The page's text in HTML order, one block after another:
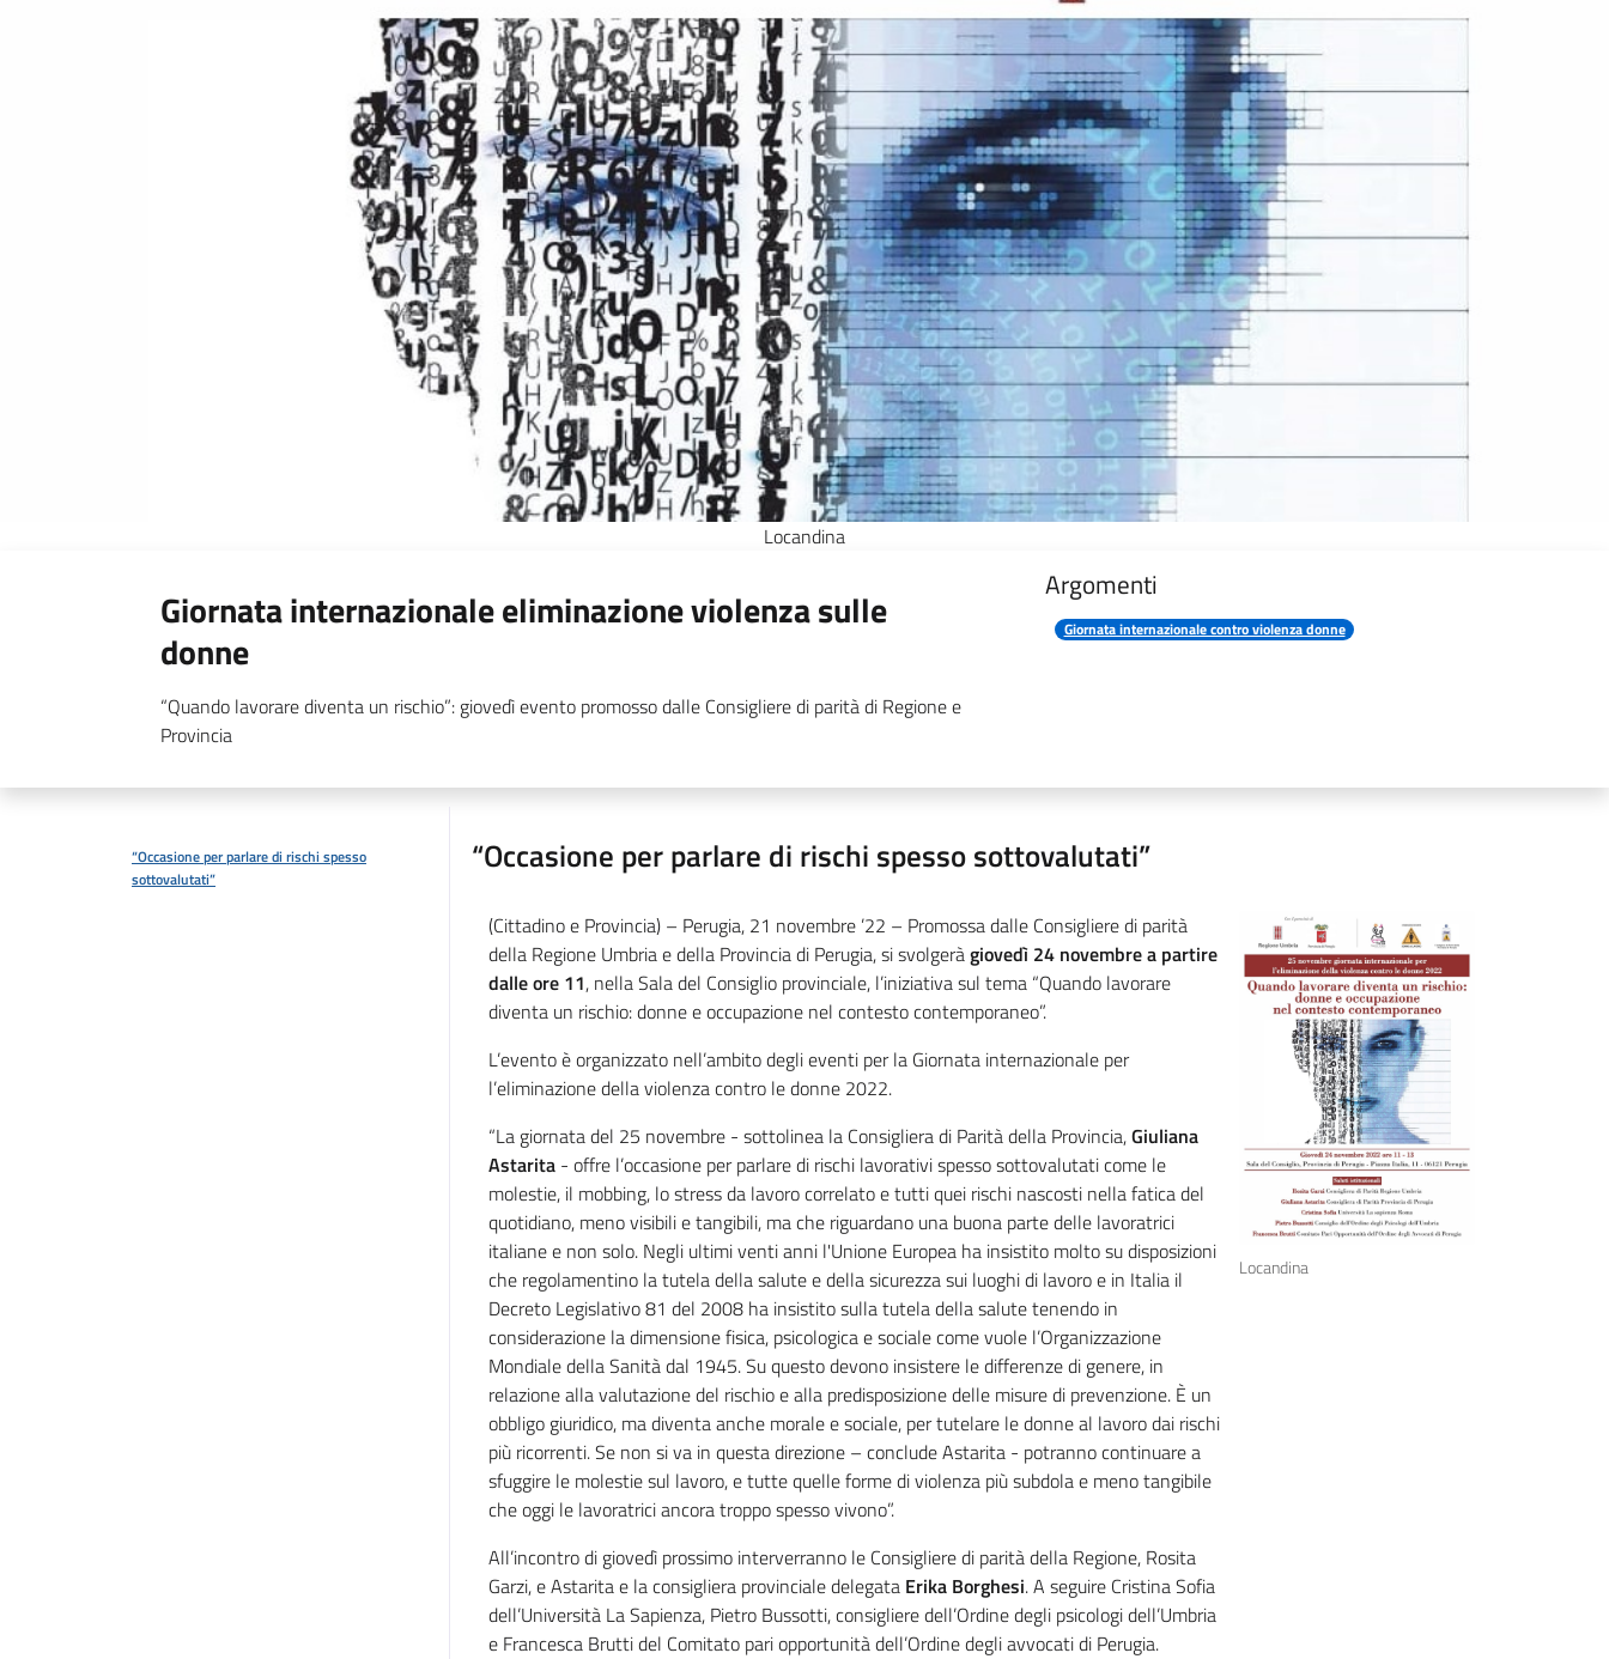
Locandina
Giornata internazionale eliminazione violenza sulle
donne
“Quando lavorare diventa un rischio”: giovedì evento promosso dalle Consigliere di parità di Regione e
Provincia
Argomenti
Giornata internazionale contro violenza donne
“Occasione per parlare di rischi spesso
sottovalutati”
“Occasione per parlare di rischi spesso sottovalutati”
Locandina
(Cittadino e Provincia) – Perugia, 21 novembre ’22 – Promossa dalle Consigliere di parità
della Regione Umbria e della Provincia di Perugia, si svolgeràgiovedì 24 novembre a partire
dalle ore 11, nella Sala del Consiglio provinciale, l’iniziativa sul tema “Quando lavorare
diventa un rischio: donne e occupazione nel contesto contemporaneo”.
L’evento è organizzato nell’ambito degli eventi per la Giornata internazionale per
l’eliminazione della violenza contro le donne 2022.
“La giornata del 25 novembre - sottolinea la Consigliera di Parità della Provincia,Giuliana
Astarita - offre l’occasione per parlare di rischi lavorativi spesso sottovalutati come le
molestie, il mobbing, lo stress da lavoro correlato e tutti quei rischi nascosti nella fatica del
quotidiano, meno visibili e tangibili, ma che riguardano una buona parte delle lavoratrici
italiane e non solo. Negli ultimi venti anni l'Unione Europea ha insistito molto su disposizioni
che regolamentino la tutela della salute e della sicurezza sui luoghi di lavoro e in Italia il
Decreto Legislativo 81 del 2008 ha insistito sulla tutela della salute tenendo in
considerazione la dimensione fisica, psicologica e sociale come vuole l’Organizzazione
Mondiale della Sanità dal 1945. Su questo devono insistere le differenze di genere, in
relazione alla valutazione del rischio e alla predisposizione delle misure di prevenzione. È un
obbligo giuridico, ma diventa anche morale e sociale, per tutelare le donne al lavoro dai rischi
più ricorrenti. Se non si va in questa direzione – conclude Astarita - potranno continuare a
sfuggire le molestie sul lavoro, e tutte quelle forme di violenza più subdola e meno tangibile
che oggi le lavoratrici ancora troppo spesso vivono”.
All’incontro di giovedì prossimo interverranno le Consigliere di parità della Regione, Rosita
Garzi, e Astarita e la consigliera provinciale delegata Erika Borghesi. A seguire Cristina Sofia
dell’Università La Sapienza, Pietro Bussotti, consigliere dell’Ordine degli psicologi dell’Umbria
e Francesca Brutti del Comitato pari opportunità dell’Ordine degli avvocati di Perugia.